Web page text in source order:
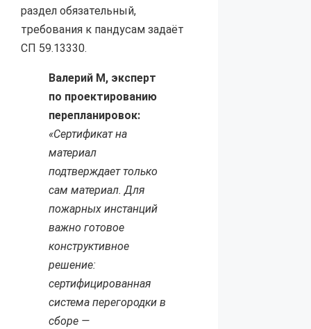
раздел обязательный,
требования к пандусам задаёт
СП 59.13330.
Валерий М, эксперт
по проектированию
перепланировок:
«Сертификат на
материал
подтверждает только
сам материал. Для
пожарных инстанций
важно готовое
конструктивное
решение:
сертифицированная
система перегородки в
сборе —